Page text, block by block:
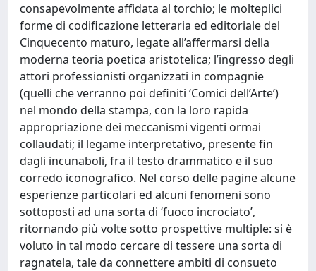
consapevolmente affidata al torchio; le molteplici
forme di codificazione letteraria ed editoriale del
Cinquecento maturo, legate all’affermarsi della
moderna teoria poetica aristotelica; l’ingresso degli
attori professionisti organizzati in compagnie
(quelli che verranno poi definiti ‘Comici dell’Arte’)
nel mondo della stampa, con la loro rapida
appropriazione dei meccanismi vigenti ormai
collaudati; il legame interpretativo, presente fin
dagli incunaboli, fra il testo drammatico e il suo
corredo iconografico. Nel corso delle pagine alcune
esperienze particolari ed alcuni fenomeni sono
sottoposti ad una sorta di ‘fuoco incrociato’,
ritornando più volte sotto prospettive multiple: si è
voluto in tal modo cercare di tessere una sorta di
ragnatela, tale da connettere ambiti di consueto